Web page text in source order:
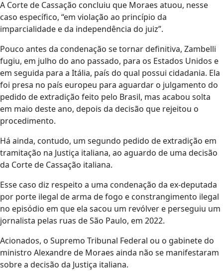
A Corte de Cassação concluiu que Moraes atuou, nesse
caso específico, “em violação ao princípio da
imparcialidade e da independência do juiz”.
Pouco antes da condenação se tornar definitiva, Zambelli
fugiu, em julho do ano passado, para os Estados Unidos e
em seguida para a Itália, país do qual possui cidadania. Ela
foi presa no país europeu para aguardar o julgamento do
pedido de extradição feito pelo Brasil, mas acabou solta
em maio deste ano, depois da decisão que rejeitou o
procedimento.
Há ainda, contudo, um segundo pedido de extradição em
tramitação na Justiça italiana, ao aguardo de uma decisão
da Corte de Cassação italiana.
Esse caso diz respeito a uma condenação da ex-deputada
por porte ilegal de arma de fogo e constrangimento ilegal
no episódio em que ela sacou um revólver e perseguiu um
jornalista pelas ruas de São Paulo, em 2022.
Acionados, o Supremo Tribunal Federal ou o gabinete do
ministro Alexandre de Moraes ainda não se manifestaram
sobre a decisão da Justiça italiana.